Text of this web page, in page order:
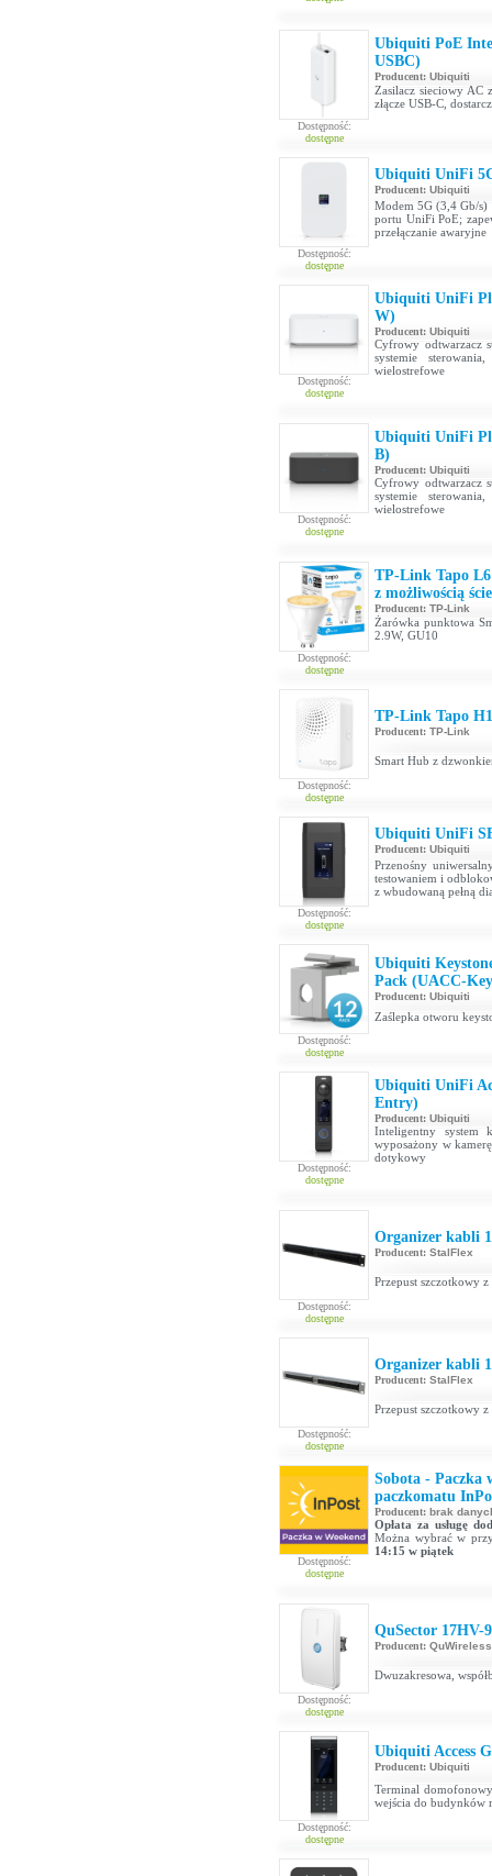
Dostępność:
dostępne
Ubiquiti PoE
USBC)
Producent: Ubiquiti
Zasilacz sieciowy AC
złącze USB-C,
Dostępność:
dostępne
Ubiquiti UniFi
Producent: Ubiquiti
Modem 5G (3,4 Gb/s)
portu UniFi PoE;
przełączanie awaryjne
Dostępność:
dostępne
Ubiquiti UniFi
W)
Producent: Ubiquiti
Cyfrowy odtwarzacz
systemie
wielostrefowe
Dostępność:
dostępne
Ubiquiti UniFi
B)
Producent: Ubiquiti
Cyfrowy odtwarzacz
systemie
wielostrefowe
Dostępność:
dostępne
TP-Link Tapo
z możliwością
Producent: TP-Link
Żarówka punktowa
2.9W, GU10
Dostępność:
dostępne
TP-Link Tapo
Producent: TP-Link
Smart Hub z
Dostępność:
dostępne
Ubiquiti UniFi
Producent: Ubiquiti
Przenośny
testowaniem i
z wbudowaną pełną
Dostępność:
dostępne
Ubiquiti
Pack (UACC-
Producent: Ubiquiti
Zaślepka otworu
Dostępność:
dostępne
Ubiquiti UniFi
Entry)
Producent: Ubiquiti
Inteligentny system
wyposażony w
dotykowy
Dostępność:
dostępne
Organizer kabli
Producent: StalFlex
Przepust szczotkowy
Dostępność:
dostępne
Organizer kabli
Producent: StalFlex
Przepust szczotkowy
Dostępność:
dostępne
Sobota - Paczka
paczkomatu
Producent: brak
Opłata za usługę
Można wybrać w
14:15 w piątek
Dostępność:
dostępne
QuSector 17HV-
Producent: QuWireless
Dwuzakresowa,
Dostępność:
dostępne
Ubiquiti Access
Producent: Ubiquiti
Terminal
wejścia do budynków